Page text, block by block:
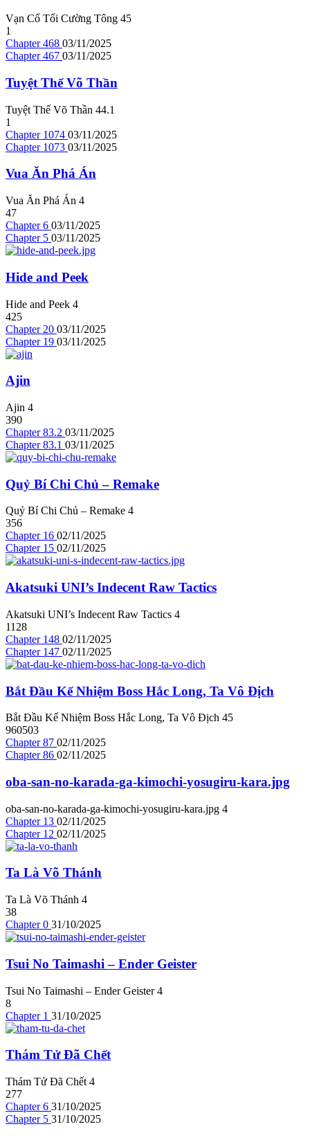
Vạn Cổ Tối Cường Tông 45
1
Chapter 468 03/11/2025
Chapter 467 03/11/2025
Tuyệt Thế Võ Thần
Tuyệt Thế Võ Thần 44.1
1
Chapter 1074 03/11/2025
Chapter 1073 03/11/2025
Vua Ăn Phá Án
Vua Ăn Phá Án 4
47
Chapter 6 03/11/2025
Chapter 5 03/11/2025
Hide and Peek
Hide and Peek 4
425
Chapter 20 03/11/2025
Chapter 19 03/11/2025
Ajin
Ajin 4
390
Chapter 83.2 03/11/2025
Chapter 83.1 03/11/2025
Quỷ Bí Chi Chủ – Remake
Quỷ Bí Chi Chủ – Remake 4
356
Chapter 16 02/11/2025
Chapter 15 02/11/2025
Akatsuki UNI’s Indecent Raw Tactics
Akatsuki UNI’s Indecent Raw Tactics 4
1128
Chapter 148 02/11/2025
Chapter 147 02/11/2025
Bắt Đầu Kế Nhiệm Boss Hắc Long, Ta Vô Địch
Bắt Đầu Kế Nhiệm Boss Hắc Long, Ta Vô Địch 45
960503
Chapter 87 02/11/2025
Chapter 86 02/11/2025
oba-san-no-karada-ga-kimochi-yosugiru-kara.jpg
oba-san-no-karada-ga-kimochi-yosugiru-kara.jpg 4
Chapter 13 02/11/2025
Chapter 12 02/11/2025
Ta Là Võ Thánh
Ta Là Võ Thánh 4
38
Chapter 0 31/10/2025
Tsui No Taimashi – Ender Geister
Tsui No Taimashi – Ender Geister 4
8
Chapter 1 31/10/2025
Thám Tử Đã Chết
Thám Tử Đã Chết 4
277
Chapter 6 31/10/2025
Chapter 5 31/10/2025